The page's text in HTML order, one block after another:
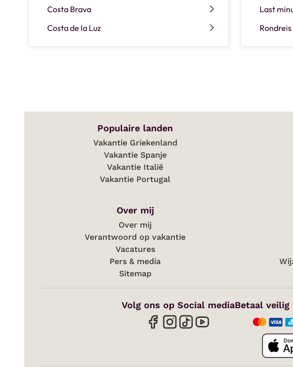
Costa Brava
Costa de la Luz
Last
Rondreis
Populaire landen
Vakantie Griekenland
Vakantie Spanje
Vakantie Italië
Vakantie Portugal
Over mij
Over mij
Verantwoord op vakantie
Vacatures
Pers & media
Sitemap
Volg ons op Social mediaBetaal veilig